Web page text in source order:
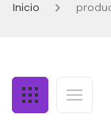
TIENDA
CONTACTO
MI CUENTA
Inicio